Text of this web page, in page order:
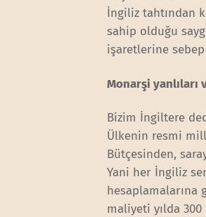
İngiliz tahtından
sahip olduğu
işaretlerine
Monarşi yanlıları
Bizim İngiltere
Ülkenin resmi
Bütçesinden,
Yani her İngiliz
hesaplamalarına
maliyeti yılda